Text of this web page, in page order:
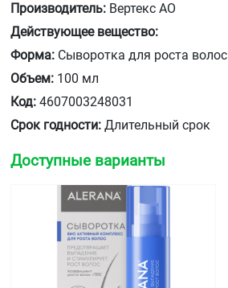
Производитель: Вертекс АО
Действующее вещество:
Форма: Сыворотка для роста волос
Объем: 100 мл
Код: 4607003248031
Срок годности: Длительный срок
Доступные варианты